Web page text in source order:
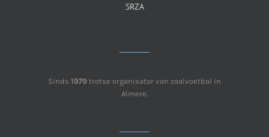
SRZA
Sinds 1979 trotse organisator van zaalvoetbal in
Almere.